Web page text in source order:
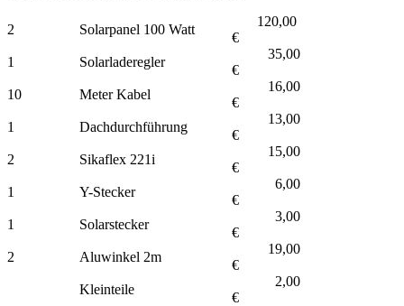
2 Solarpanel 100 Watt
120,00
€
1
Solarladeregler
35,00
€
10
Meter Kabel
16,00
€
1
Dachdurchführung
13,00
€
2
Sikaflex 221i
15,00
€
1
Y-Stecker
6,00
€
1
Solarstecker
3,00
€
2
Aluwinkel 2m
19,00
€
Kleinteile
2,00
€